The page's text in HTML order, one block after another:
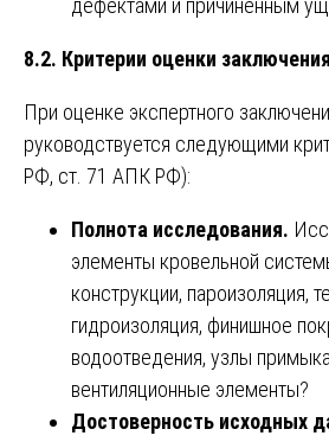
дефектами и причиненным
8.2. Критерии оценки
При оценке экспертного
руководствуется следующими
РФ, ст. 71 АПК РФ):
Полнота исследования.
элементы кровельной
конструкции, пароизоляция,
гидроизоляция, финишное
водоотведения, узлы
вентиляционные элементы?
Достоверность исходных